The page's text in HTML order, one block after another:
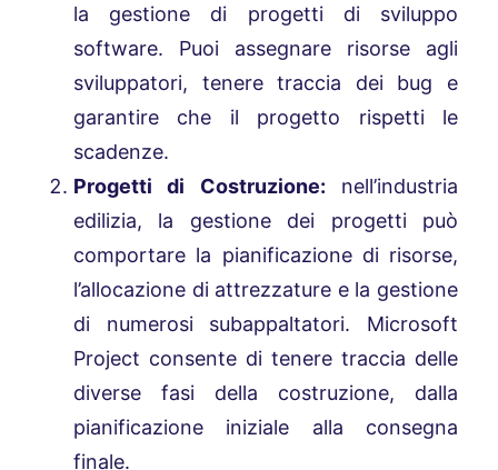
la gestione di progetti di sviluppo
software. Puoi assegnare risorse agli
sviluppatori, tenere traccia dei bug e
garantire che il progetto rispetti le
scadenze.
Progetti di Costruzione: nell’industria
edilizia, la gestione dei progetti può
comportare la pianificazione di risorse,
l’allocazione di attrezzature e la gestione
di numerosi subappaltatori. Microsoft
Project consente di tenere traccia delle
diverse fasi della costruzione, dalla
pianificazione iniziale alla consegna
finale.